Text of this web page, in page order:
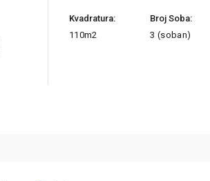
Kvadratura:
110m2
Broj Soba:
3 (soban)